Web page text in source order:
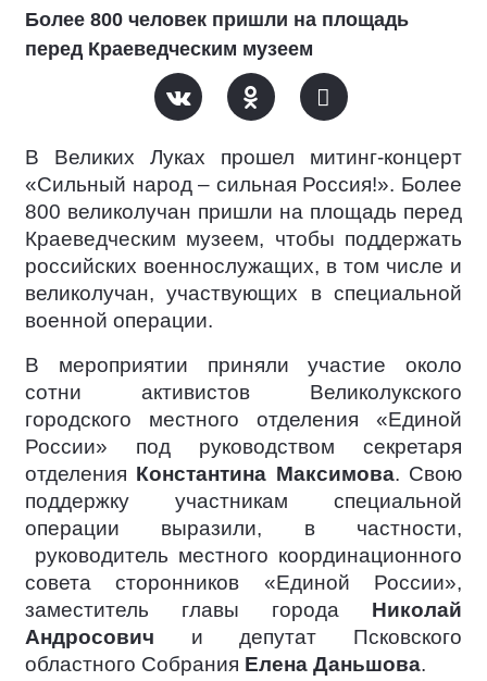
Более 800 человек пришли на площадь
перед Краеведческим музеем
В Великих Луках прошел митинг-концерт
«Сильный народ – сильная Россия!». Более
800 великолучан пришли на площадь перед
Краеведческим музеем, чтобы поддержать
российских военнослужащих, в том числе и
великолучан, участвующих в специальной
военной операции.
В мероприятии приняли участие около
сотни активистов Великолукского
городского местного отделения «Единой
России» под руководством секретаря
отделения Константина Максимова. Свою
поддержку участникам специальной
операции выразили, в частности,
руководитель местного координационного
совета сторонников «Единой России»,
заместитель главы города Николай
Андросович и депутат Псковского
областного Собрания Елена Даньшова.